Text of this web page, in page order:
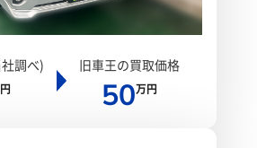
調べ) 旧車王の買取価格
50万円